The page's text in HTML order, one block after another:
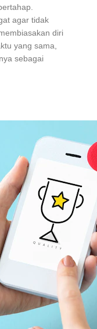
agar tidak
diri
yang sama,
sebagai